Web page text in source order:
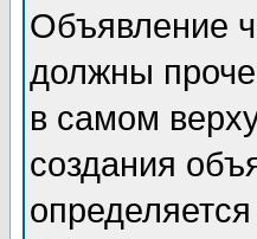
Объявление
должны
в самом
создания